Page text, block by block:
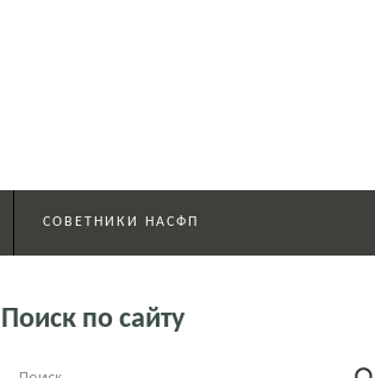
СОВЕТНИКИ НАСФП
Поиск по сайту